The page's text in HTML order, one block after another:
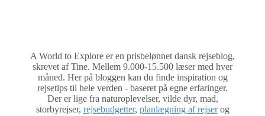
A World to Explore er en prisbelønnet dansk rejseblog,
skrevet af Tine. Mellem 9.000-15.500 læser med hver
måned. Her på bloggen kan du finde inspiration og
rejsetips til hele verden - baseret på egne erfaringer.
Der er lige fra naturoplevelser, vilde dyr, mad,
storbyrejser, rejsebudgetter, planlægning af rejserog